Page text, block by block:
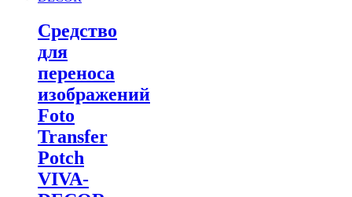
Средство
для
переноса
изображений
Foto
Transfer
Potch
VIVA-